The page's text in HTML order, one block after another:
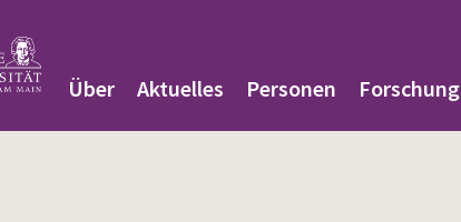
Über Aktuelles Personen Forschung